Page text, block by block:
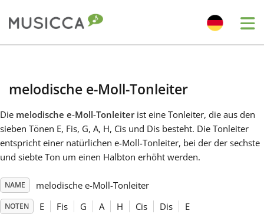
Dansk
English
melodische e-Moll-Tonleiter
Die melodische e-Moll-Tonleiterist eine Tonleiter, die aus den
sieben Tönen E, Fis, G, A, H, Cis und Dis besteht. Die Tonleiter
entspricht einer natürlichen e-Moll-Tonleiter, bei der der sechste
und siebte Ton um einen Halbton erhöht werden.
NAME melodische e-Moll-Tonleiter
NOTEN E Fis G A H Cis Dis E